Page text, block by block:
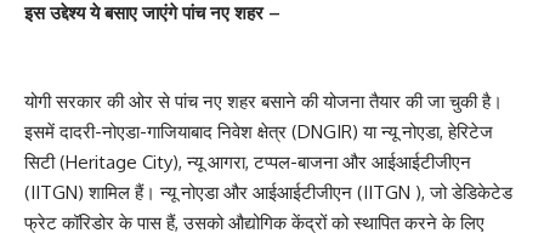
इस उद्देश्य ये बसाए जाएंगे पांच नए शहर –
योगी सरकार की ओर से पांच नए शहर बसाने की योजना तैयार की जा चुकी है।
इसमें दादरी-नोएडा-गाजियाबाद निवेश क्षेत्र (DNGIR) या न्यू नोएडा, हेरिटेज
सिटी (Heritage City), न्यू आगरा, टप्पल-बाजना और आईआईटीजीएन
(IITGN) शामिल हैं। न्यू नोएडा और आईआईटीजीएन (IITGN ), जो डेडिकेटेड
फ्रेट कॉरिडोर के पास हैं, उसको औद्योगिक केंद्रों को स्थापित करने के लिए